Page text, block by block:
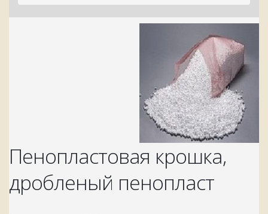
Пенопластовая крошка,
дробленый пенопласт